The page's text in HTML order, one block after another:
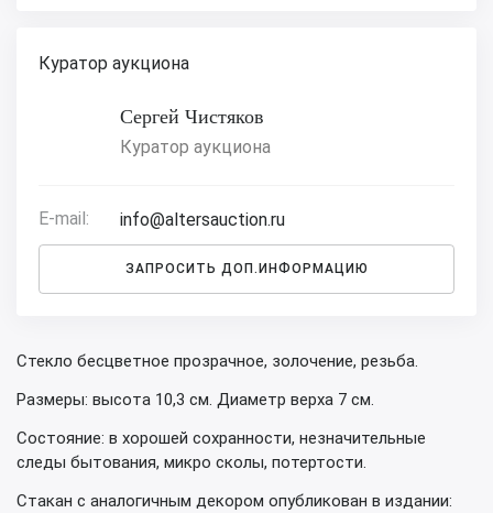
Куратор аукциона
Сергей Чистяков
Куратор аукциона
E-mail: info@altersauction.ru
ЗАПРОСИТЬ ДОП.ИНФОРМАЦИЮ
Стекло бесцветное прозрачное, золочение, резьба.
Размеры: высота 10,3 см. Диаметр верха 7 см.
Состояние: в хорошей сохранности, незначительные
следы бытования, микро сколы, потертости.
Стакан с аналогичным декором опубликован в издании: